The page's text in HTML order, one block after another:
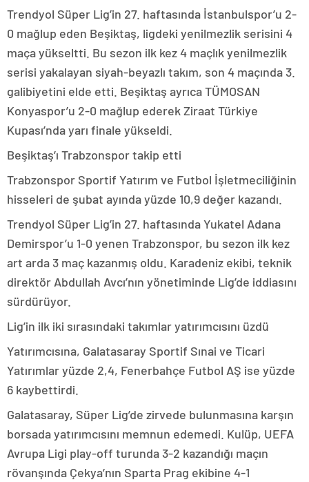
Trendyol Süper Lig’in 27. haftasında İstanbulspor’u 2-
0 mağlup eden Beşiktaş, ligdeki yenilmezlik serisini 4
maça yükseltti. Bu sezon ilk kez 4 maçlık yenilmezlik
serisi yakalayan siyah-beyazlı takım, son 4 maçında 3.
galibiyetini elde etti. Beşiktaş ayrıca TÜMOSAN
Konyaspor’u 2-0 mağlup ederek Ziraat Türkiye
Kupası’nda yarı finale yükseldi.
Beşiktaş’ı Trabzonspor takip etti
Trabzonspor Sportif Yatırım ve Futbol İşletmeciliğinin
hisseleri de şubat ayında yüzde 10,9 değer kazandı.
Trendyol Süper Lig’in 27. haftasında Yukatel Adana
Demirspor’u 1-0 yenen Trabzonspor, bu sezon ilk kez
art arda 3 maç kazanmış oldu. Karadeniz ekibi, teknik
direktör Abdullah Avcı’nın yönetiminde Lig’de iddiasını
sürdürüyor.
Lig’in ilk iki sırasındaki takımlar yatırımcısını üzdü
Yatırımcısına, Galatasaray Sportif Sınai ve Ticari
Yatırımlar yüzde 2,4, Fenerbahçe Futbol AŞ ise yüzde
6 kaybettirdi.
Galatasaray, Süper Lig’de zirvede bulunmasına karşın
borsada yatırımcısını memnun edemedi. Kulüp, UEFA
Avrupa Ligi play-off turunda 3-2 kazandığı maçın
rövanşında Çekya’nın Sparta Prag ekibine 4-1